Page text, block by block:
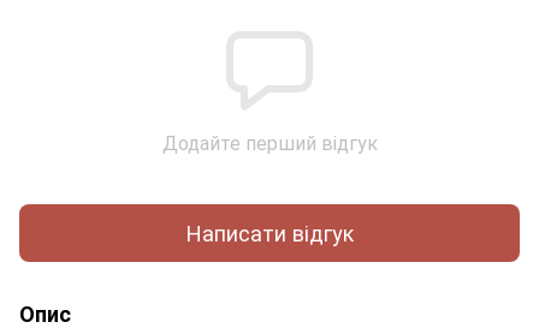
Додайте перший відгук
Написати відгук
Опис